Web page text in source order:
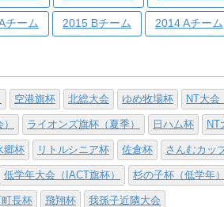
チーム 2015 Bチーム 2014 Aチーム
空港旗杯 北総大会 ゆめ牧場杯 NT大会
ライオンズ旗杯（夏季） 日ハム杯 NT
郷杯 リトルシニア杯 佐倉杯 さんむカッ
低学年大会（IACT旗杯） 杉の子杯（低学年）
長杯 飛翔杯 我孫子近隣大会